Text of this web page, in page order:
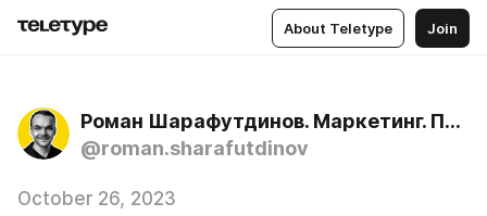
About Teletype Join
Роман Шарафутдинов. Маркетинг. Продажи. Нейросети
@roman.sharafutdinov
October 26, 2023